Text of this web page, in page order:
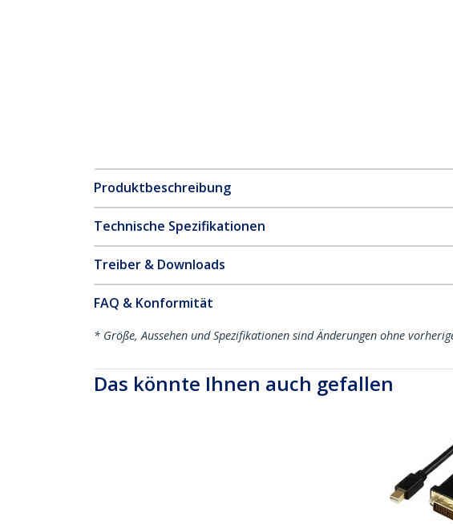
Produktbeschreibung
Technische Spezifikationen
Treiber & Downloads
FAQ & Konformität
* Größe, Aussehen und Spezifikationen sind Änderungen ohne
Das könnte Ihnen auch gefallen